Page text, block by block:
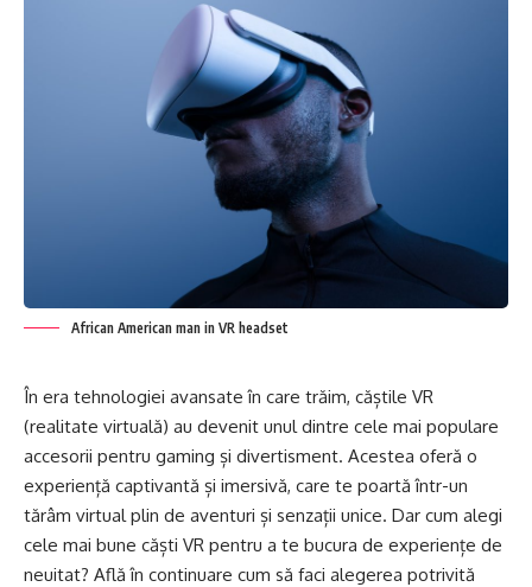
African American man in VR headset
În era tehnologiei avansate în care trăim, căștile VR
(realitate virtuală) au devenit unul dintre cele mai populare
accesorii pentru gaming și divertisment. Acestea oferă o
experiență captivantă și imersivă, care te poartă într-un
tărâm virtual plin de aventuri și senzații unice. Dar cum alegi
cele mai bune căști VR pentru a te bucura de experiențe de
neuitat? Află în continuare cum să faci alegerea potrivită